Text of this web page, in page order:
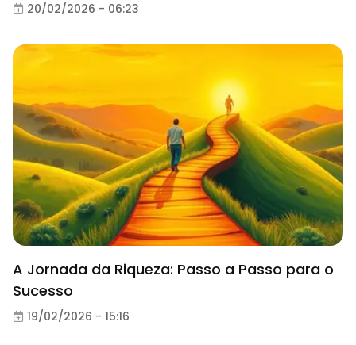
20/02/2026 - 06:23
A Jornada da Riqueza: Passo a Passo para o
Sucesso
19/02/2026 - 15:16